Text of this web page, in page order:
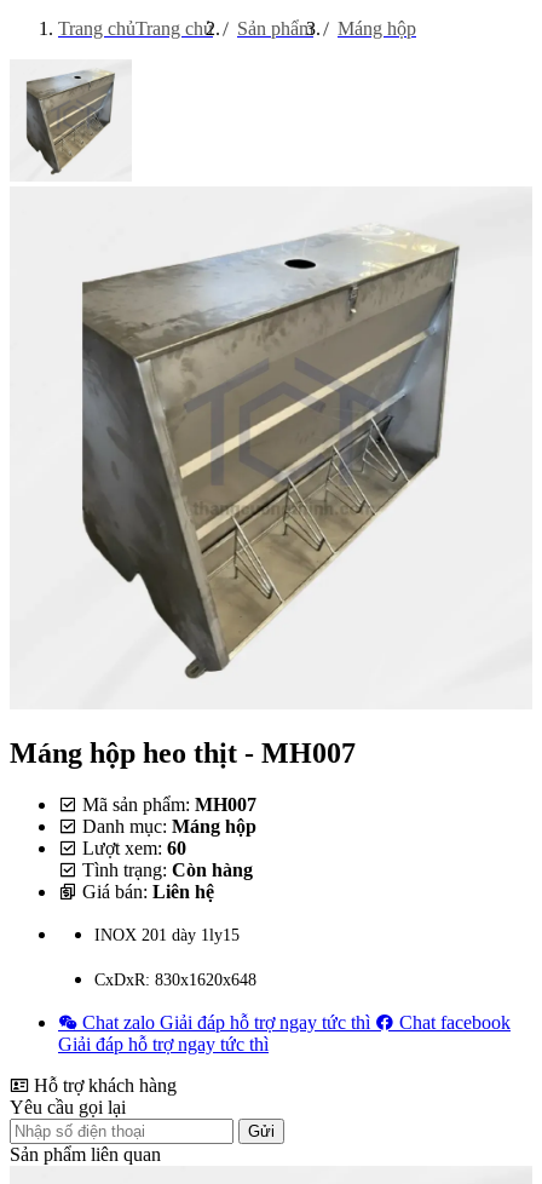
Trang chủTrang chủ Sản phẩm Máng hộp
Máng hộp heo thịt - MH007
Mã sản phẩm: MH007
Danh mục: Máng hộp
Lượt xem: 60
Tình trạng: Còn hàng
Giá bán: Liên hệ
INOX 201 dày 1ly15
CxDxR: 830x1620x648
Chat zalo Giải đáp hỗ trợ ngay tức thì
Chat facebook
Giải đáp hỗ trợ ngay tức thì
Hỗ trợ khách hàng
Yêu cầu gọi lại
Gửi
Sản phẩm liên quan